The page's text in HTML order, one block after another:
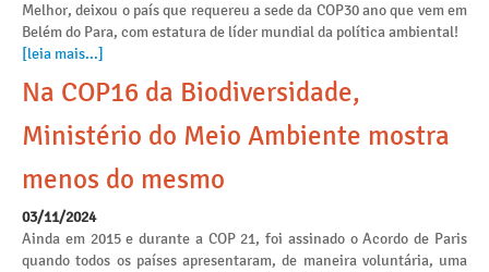
Melhor, deixou o país que requereu a sede da COP30 ano que vem em
Belém do Para, com estatura de líder mundial da política ambiental!
[leia mais...]
Na COP16 da Biodiversidade,
Ministério do Meio Ambiente mostra
menos do mesmo
03/11/2024
Ainda em 2015 e durante a COP 21, foi assinado o Acordo de Paris
quando todos os países apresentaram, de maneira voluntária, uma